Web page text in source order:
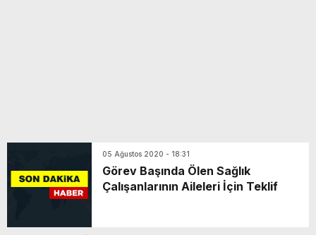
05 Ağustos 2020 - 18:31
Görev Başında Ölen Sağlık
Çalışanlarının Aileleri İçin Teklif